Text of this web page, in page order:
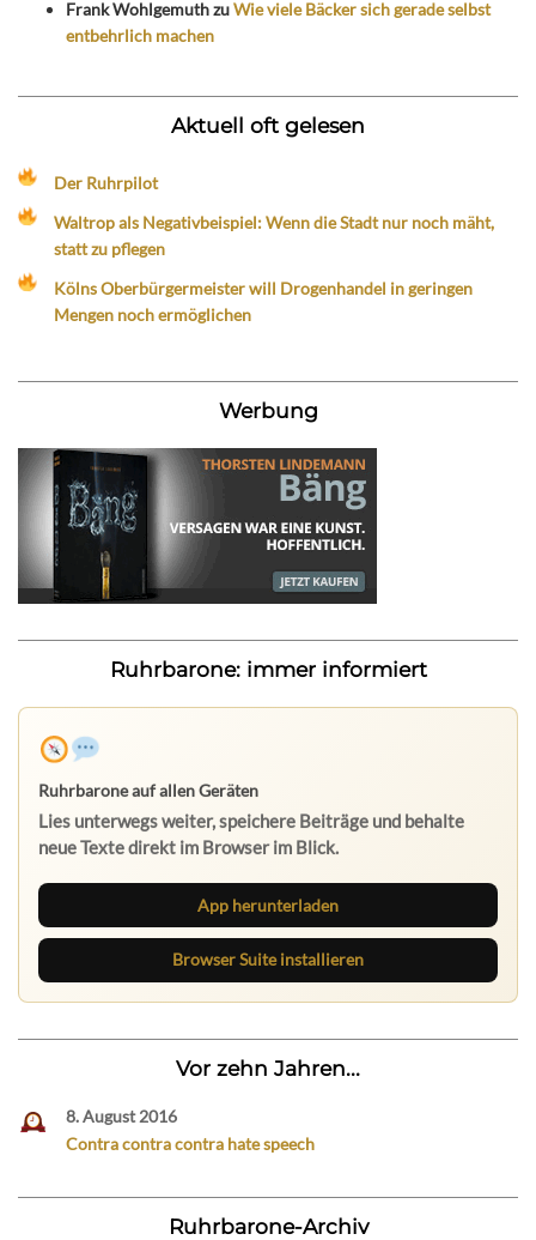
Frank WohlgemuthzuWie viele Bäcker sich gerade selbst
entbehrlich machen
Aktuell oft gelesen
Der Ruhrpilot
Waltrop als Negativbeispiel: Wenn die Stadt nur noch mäht,
statt zu pflegen
Kölns Oberbürgermeister will Drogenhandel in geringen
Mengen noch ermöglichen
Werbung
Ruhrbarone: immer informiert
Ruhrbarone auf allen Geräten
Lies unterwegs weiter, speichere Beiträge und behalte
neue Texte direkt im Browser im Blick.
App herunterladen
Browser Suite installieren
Vor zehn Jahren...
8. August 2016
Contra contra contra hate speech
Ruhrbarone-Archiv